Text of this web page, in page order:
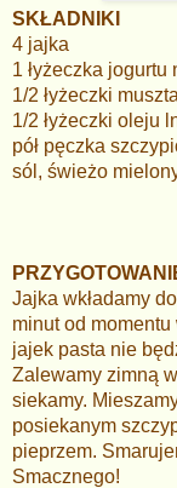
4 jajka
1 łyżeczka jogurtu
1/2 łyżeczki
1/2 łyżeczki oleju
pół pęczka
sól, świeżo
Jajka wkładamy
minut od
jajek pasta nie
Zalewamy zimną
siekamy.
posiekanym
pieprzem.
Smacznego!